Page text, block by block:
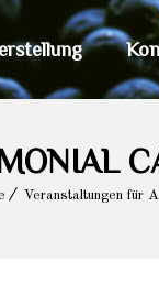
Veranstaltungen für